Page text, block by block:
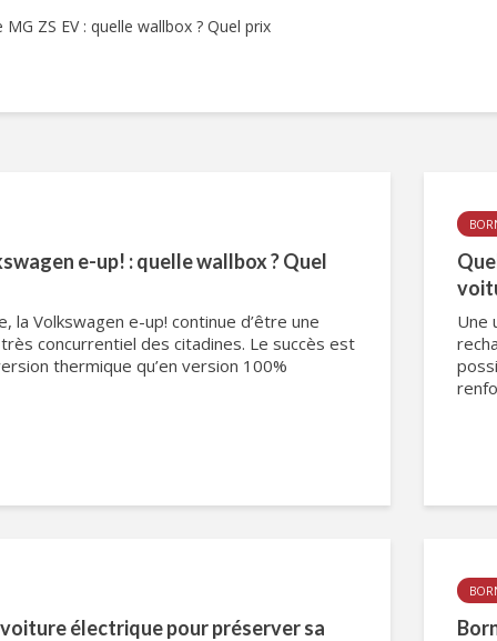
ZS EV : quelle wallbox ? Quel prix
e-up! : quelle wallbox ? Quel
la Volkswagen e-up! continue d’être une
concurrentiel des citadines. Le succès est
thermique qu’en version 100%
Une
électrique pour préserver sa